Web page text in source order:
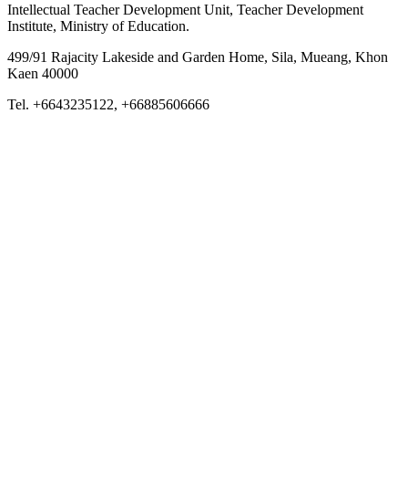
Intellectual Teacher Development Unit, Teacher Development
Institute, Ministry of Education.
499/91 Rajacity Lakeside and Garden Home, Sila, Mueang, Khon
Kaen 40000
Tel. +6643235122, +66885606666